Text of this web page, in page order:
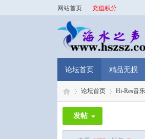
网站首页 充值积分
论坛首页 精品无损
论坛首页 Hi-Res音
发帖